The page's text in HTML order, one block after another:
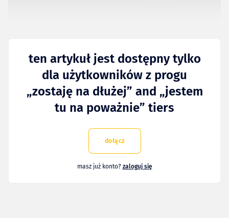
ten artykuł jest dostępny tylko
dla użytkowników z progu
„zostaję na dłużej” and „jestem
tu na poważnie” tiers
dołącz
masz już konto? zaloguj się